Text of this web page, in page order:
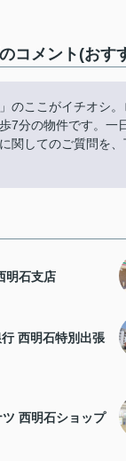
コメント(おす
」のここがイチオシ
7分の物件です。
関してのご質問を
明石支店
西明石特別出張
ツ 西明石ショップ